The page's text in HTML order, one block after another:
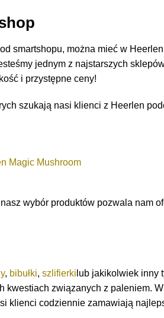
smartshopu, można mieć w
jednym z najstarszych
i przystępne ceny!
szukają nasi klienci z Heerlen
Magic Mushroom
wybór produktów pozwala nam
, bibułki, szlifierki lub jakikolwiek inny
kwestiach związanych z paleniem.
klienci codziennie zamawiają